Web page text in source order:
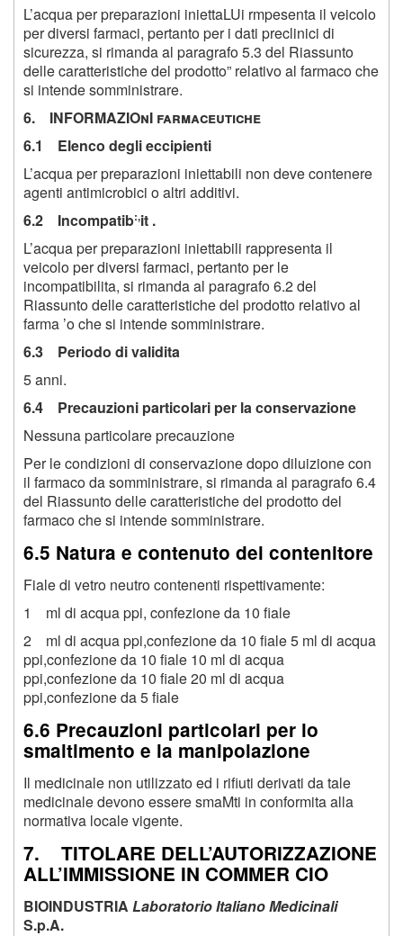
L’acqua per preparazioni iniettaLUi rmpesenta il veicolo
per diversi farmaci, pertanto per i dati preclinici di
sicurezza, si rimanda al paragrafo 5.3 del Riassunto
delle caratteristiche del prodotto” relativo al farmaco che
si intende somministrare.
6. INFORMAZIOnI farmaceutiche
6.1 Elenco degli eccipienti
L’acqua per preparazioni iniettabili non deve contenere
agenti antimicrobici o altri additivi.
6.2 Incompatib:,it .
L’acqua per preparazioni iniettabili rappresenta il
veicolo per diversi farmaci, pertanto per le
incompatibilita, si rimanda al paragrafo 6.2 del
Riassunto delle caratteristiche del prodotto relativo al
farma ’o che si intende somministrare.
6.3 Periodo di validita
5 anni.
6.4 Precauzioni particolari per la conservazione
Nessuna particolare precauzione
Per le condizioni di conservazione dopo diluizione con
il farmaco da somministrare, si rimanda al paragrafo 6.4
del Riassunto delle caratteristiche del prodotto del
farmaco che si intende somministrare.
6.5 Natura e contenuto del contenitore
Fiale di vetro neutro contenenti rispettivamente:
1 ml di acqua ppi, confezione da 10 fiale
2 ml di acqua ppi,confezione da 10 fiale 5 ml di acqua
ppi,confezione da 10 fiale 10 ml di acqua
ppi,confezione da 10 fiale 20 ml di acqua
ppi,confezione da 5 fiale
6.6 Precauzioni particolari per lo
smaltimento e la manipolazione
Il medicinale non utilizzato ed i rifiuti derivati da tale
medicinale devono essere smaMti in conformita alla
normativa locale vigente.
7. TITOLARE DELL’AUTORIZZAZIONE
ALL’IMMISSIONE IN COMMER CIO
BIOINDUSTRIA Laboratorio Italiano Medicinali
S.p.A.